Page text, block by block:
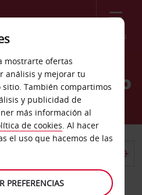
Menú
Orlando
mostrarte ofertas
análisis y mejorar tu
También compartimos
y publicidad de
más información al
de cookies. Al hacer
el uso que hacemos de las
PREFERENCIAS